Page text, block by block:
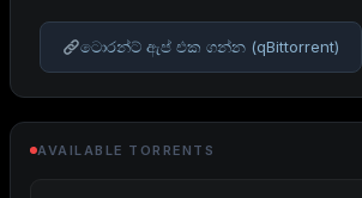
ටොරන්ට් ඇප් එක ගන්න (qBittorrent)
AVAILABLE TORRENTS